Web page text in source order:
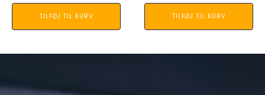
TILFØJ TIL KURV TILFØJ TIL KURV